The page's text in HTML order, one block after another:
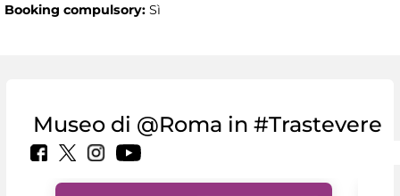
Booking compulsory: Sì
Museo di @Roma in #Trastevere